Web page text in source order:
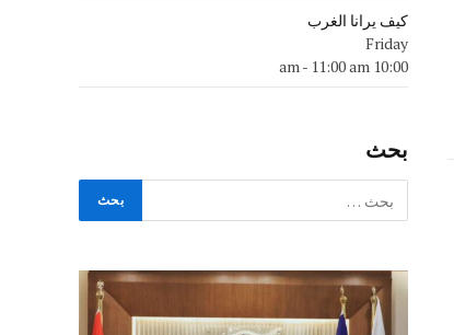
كيف يرانا الغرب
Friday
10:00 am
- 11:00 am
بحث